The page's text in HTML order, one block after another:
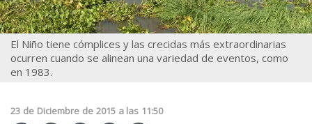
El Niño tiene cómplices y las crecidas más extraordinarias
ocurren cuando se alinean una variedad de eventos, como
en 1983.
23 de Diciembre de 2015 a las 11:50